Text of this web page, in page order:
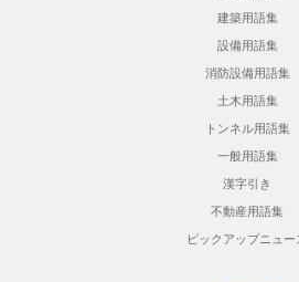
建築用語集
設備用語集
消防設備用語集
土木用語集
トンネル用語集
一般用語集
漢字引き
不動産用語集
ピックアップニュー